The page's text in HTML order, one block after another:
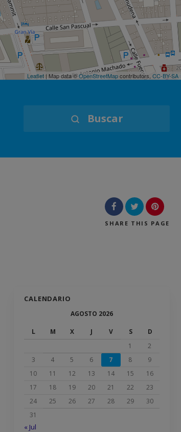
Leaflet| Map data ©OpenStreetMapcontributors, CC-BY-SA
Buscar
SHARE THIS PAGE
CALENDARIO
AGOSTO 2026
L M X J V S
D
1
2
3
4 5 6 7 8
9
10
11 12 13 14 15
16
17
18 19 20 21 22
23
24
25 26 27 28 29
30
31
« Jul